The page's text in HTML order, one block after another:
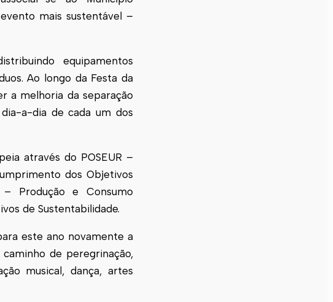
mais sustentável –
equipamentos
Ao longo da Festa da
a melhoria da separação
a-dia de cada um dos
através do POSEUR –
dos Objetivos
Produção e Consumo
de Sustentabilidade.
este ano novamente a
de peregrinação,
musical, dança, artes